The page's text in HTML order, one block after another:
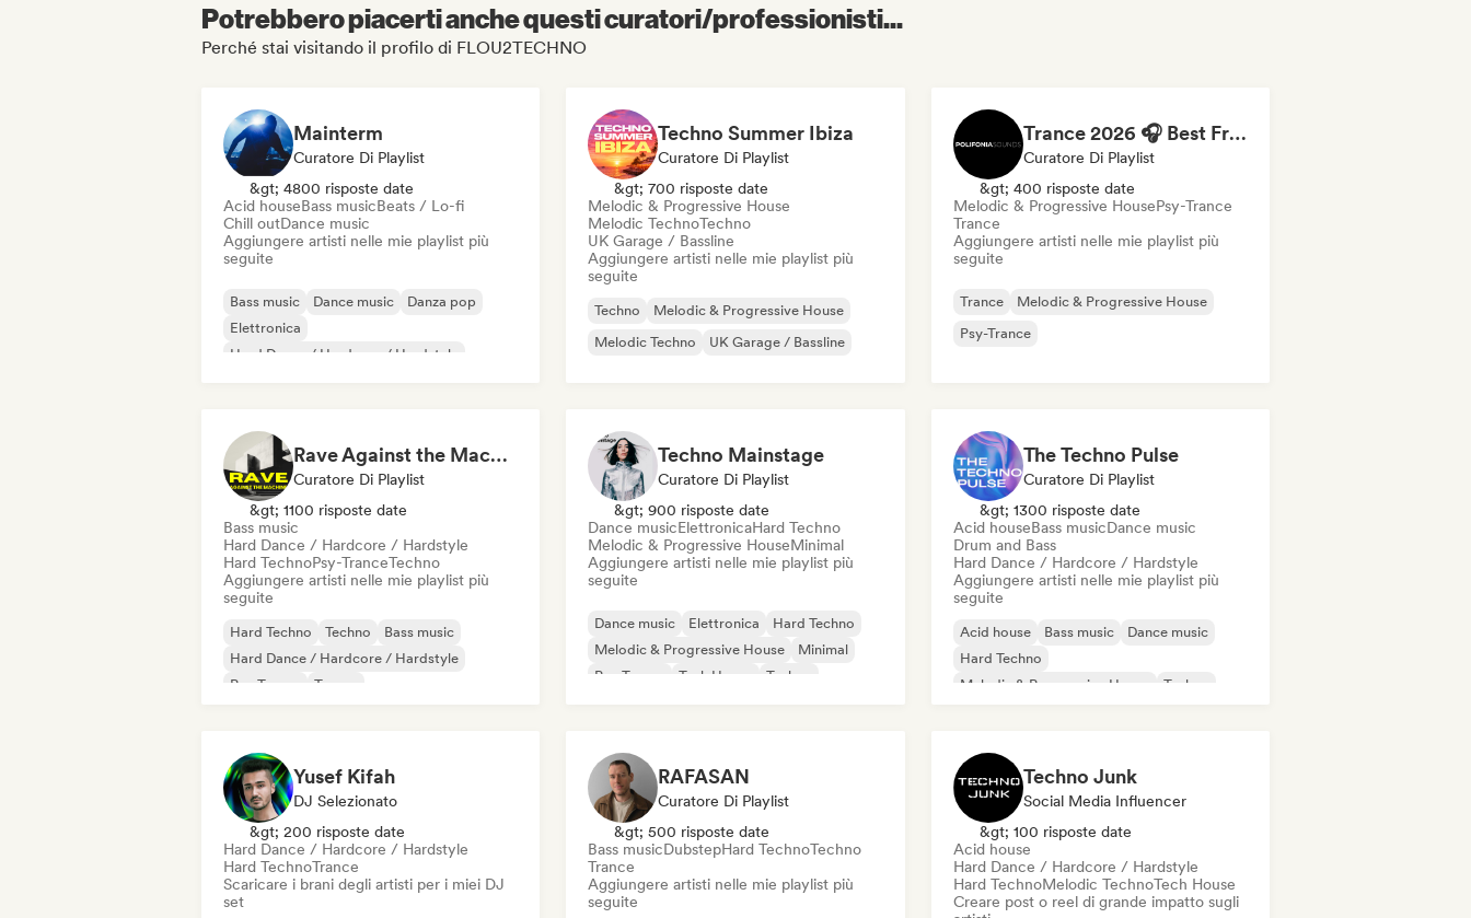
Potrebbero piacerti anche questi curatori/professionisti...
Perché stai visitando il profilo di FLOU2TECHNO
Mainterm
Curatore Di Playlist
&gt; 4800 risposte date
Acid houseBass musicBeats / Lo-fi
Chill outDance music
Aggiungere artisti nelle mie playlist più
seguite
Bass music Dance music
Danza pop
Elettronica
Hard Dance / Hardcore / Hardstyle
Techno Summer Ibiza
Curatore Di Playlist
&gt; 700 risposte date
Melodic & Progressive House
Melodic TechnoTechno
UK Garage / Bassline
Aggiungere artisti nelle mie playlist più
seguite
Techno
Melodic & Progressive House
Melodic Techno
UK Garage / Bassline
Trance 2026 🎧 Best Fresh Trance Music
Curatore Di Playlist
&gt; 400 risposte date
Melodic & Progressive HousePsy-Trance
Trance
Aggiungere artisti nelle mie playlist più
seguite
Trance
Melodic & Progressive House
Psy-Trance
Rave Against the Machine 🖤 Hard, Acid & Dark Techno
Curatore Di Playlist
&gt; 1100 risposte date
Bass music
Hard Dance / Hardcore / Hardstyle
Hard TechnoPsy-TranceTechno
Aggiungere artisti nelle mie playlist più
seguite
Hard Techno Techno
Bass music
Hard Dance / Hardcore / Hardstyle
Psy-Trance
Trance
Techno Mainstage
Curatore Di Playlist
&gt; 900 risposte date
Dance musicElettronicaHard Techno
Melodic & Progressive HouseMinimal
Aggiungere artisti nelle mie playlist più
seguite
Dance music Elettronica
Hard Techno
Melodic & Progressive House
Minimal
Psy-Trance
Tech House Techno
The Techno Pulse
Curatore Di Playlist
&gt; 1300 risposte date
Acid houseBass musicDance music
Drum and Bass
Hard Dance / Hardcore / Hardstyle
Aggiungere artisti nelle mie playlist più
seguite
Acid house Bass music
Dance music
Hard Techno
Melodic & Progressive House
Techno
Yusef Kifah
DJ Selezionato
&gt; 200 risposte date
Hard Dance / Hardcore / Hardstyle
Hard TechnoTrance
Scaricare i brani degli artisti per i miei DJ
set
RAFASAN
Curatore Di Playlist
&gt; 500 risposte date
Bass musicDubstepHard TechnoTechno
Trance
Aggiungere artisti nelle mie playlist più
seguite
Techno Junk
Social Media Influencer
&gt; 100 risposte date
Acid house
Hard Dance / Hardcore / Hardstyle
Hard TechnoMelodic TechnoTech House
Creare post o reel di grande impatto sugli